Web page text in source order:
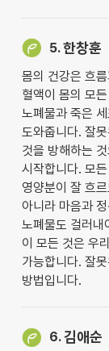
5.한창훈
몸의 건강은 흐
혈액이 몸의 모
노폐물과 죽은
도와줍니다. 잘
것을 방해하는
시작합니다. 모
영양분이 잘 흐
아니라 마음과
노폐물도 걸러내
이 모든 것은 우
가능합니다. 잘
방법입니다.
6.김애순